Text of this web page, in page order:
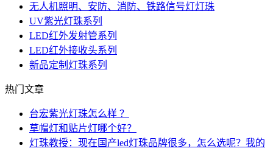
无人机照明、安防、消防、铁路信号灯灯珠
UV紫光灯珠系列
LED红外发射管系列
LED红外接收头系列
新品定制灯珠系列
热门文章
台宏紫光灯珠怎么样 ？
草帽灯和贴片灯哪个好？
灯珠教授：现在国产led灯珠品牌很多，怎么选呢？我的